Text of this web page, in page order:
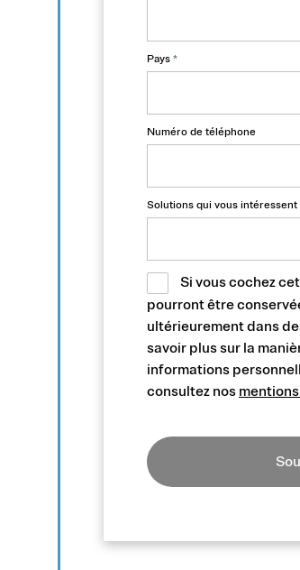
Pays *
Numéro de téléphone
Solutions qui vous intéressent
Si vous cochez
pourront être
ultérieurement dans
savoir plus sur la
informations
consultez nos